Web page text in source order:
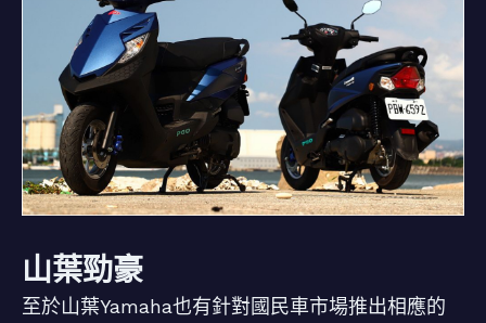
山葉勁豪
至於山葉Yamaha也有針對國民車市場推出相應的